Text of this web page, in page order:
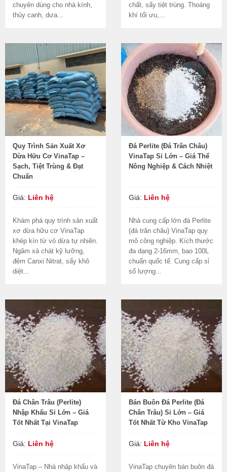
chuyên dùng cho nhà kính,
thủy canh, dưa...
chất, sấy tiệt trùng. Thoáng
khí tối ưu,...
Quy Trình Sản Xuất Xơ
Dừa Hữu Cơ VinaTap –
Sạch, Tiệt Trùng & Đạt
Chuẩn
Giá: Liên hệ
Khám phá quy trình sản xuất
xơ dừa hữu cơ VinaTap
khép kín từ vỏ dừa tự nhiên.
Ngâm xả chát kỹ lưỡng,
đệm Canxi Nitrat, sấy khô
diệt...
Đá Perlite (Đá Trân Châu)
VinaTap Sỉ Lớn – Giá Thể
Nông Nghiệp & Cách Nhiệt
Giá: Liên hệ
Nhà cung cấp lớn đá Perlite
(đá trân châu) VinaTap quy
mô công nghiệp. Kích thước
đa dạng 2-16mm, bao 100L
chuẩn quốc tế. Cung cấp sỉ
số lượng...
Đá Chân Trâu (Perlite)
Nhập Khẩu Sỉ Lớn – Giá
Tốt Nhất Tại VinaTap
Giá: Liên hệ
VinaTap – Nhà nhập khẩu và
Bán Buôn Đá Perlite (Đá
Chân Trâu) Sỉ Lớn – Giá
Tốt Nhất Từ Kho VinaTap
Giá: Liên hệ
VinaTap chuyên bán buôn đá